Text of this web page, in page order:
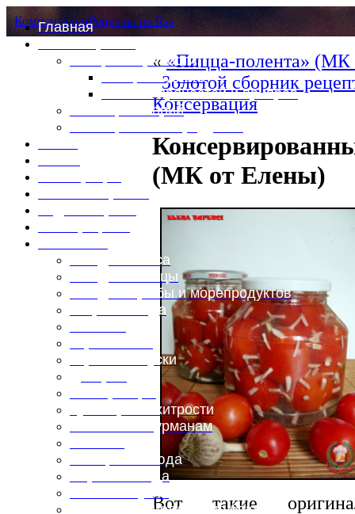
Главная
Специи и пряности
Специи и диета
Каталог пряностей и приправ
Таблица калорий
Блюда из мяса
Блюда из птицы
Блюда из рыбы и морепродуктов
Вторые блюда
Горячие закуски
Кулинарные хитрости
Маленьким гурманам
Овощные блюда
Первые блюда
Полевая кухня
Постные и диетические блюда
КомментарииРецепты по Rss
««Пицца-полента» (МК
Золотой сборник
Консервация
(МК от Елены)
Вот такие